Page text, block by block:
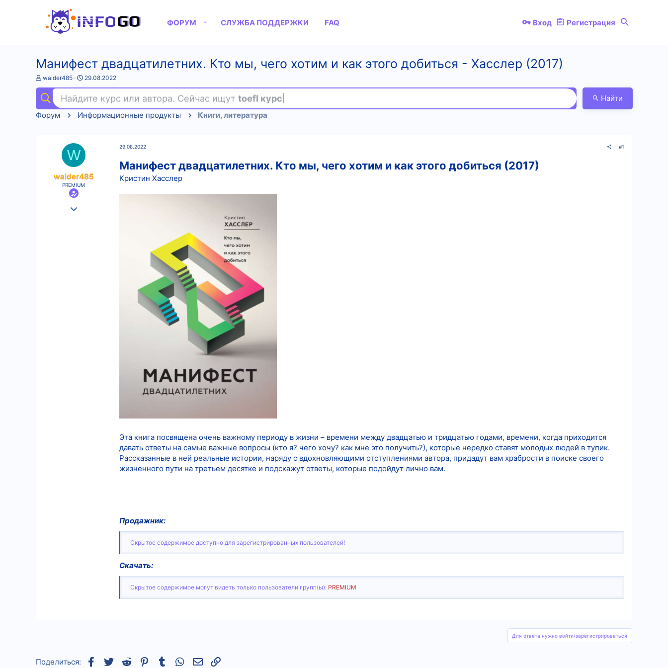
ФОРУМ СЛУЖБА ПОДДЕРЖКИ FAQ Вход Регистрация
Манифест двадцатилетних. Кто мы, чего хотим и как этого добиться - Хасслер (2017)
А
т
о
р
т
waider485
Д
а
н
а
а
29.08.2022
Найдите курс или автора. Сейчас ищут toefl курс
Найти
Форум
Информационные продукты Книги, литература
W
waider485
PREMIUM
29.08.2022 #1
Манифест двадцатилетних. Кто мы, чего хотим и как этого добиться (2017)
Кристин Хасслер
Эта книга посвящена очень важному периоду в жизни – времени между двадцатью и тридцатью годами, времени, когда приходится
давать ответы на самые важные вопросы (кто я? чего хочу? как мне это получить?), которые нередко ставят молодых людей в тупик.
Рассказанные в ней реальные истории, наряду с вдохновляющими отступлениями автора, придадут вам храбрости в поиске своего
жизненного пути на третьем десятке и подскажут ответы, которые подойдут лично вам.
Продажник:
Скрытое содержимое доступно для зарегистрированных пользователей!
Скачать:
Скрытое содержимое могут видеть только пользователи групп(ы): PREMIUM
Для ответа нужно войти/зарегистрироваться
Поделиться: Facebook
TwitterReddit Pinterest
TumblrWhatsAppЭлектронная почта
Ссылка